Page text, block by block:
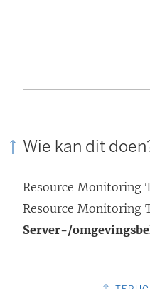
Wie kan dit
Resource Monitoring
Resource Monitoring
Server-/